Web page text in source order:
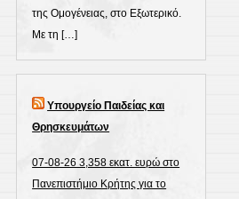
της Ομογένειας, στο Εξωτερικό.
Με τη […]
Υπουργείο Παιδείας και
Θρησκευμάτων
07-08-26 3,358 εκατ. ευρώ στο
Πανεπιστήμιο Κρήτης για το